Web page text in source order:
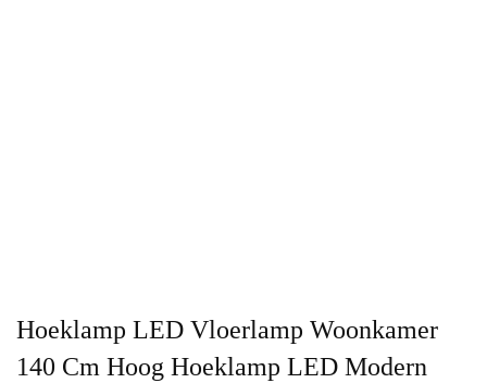
Hoeklamp LED Vloerlamp Woonkamer
140 Cm Hoog Hoeklamp LED Modern